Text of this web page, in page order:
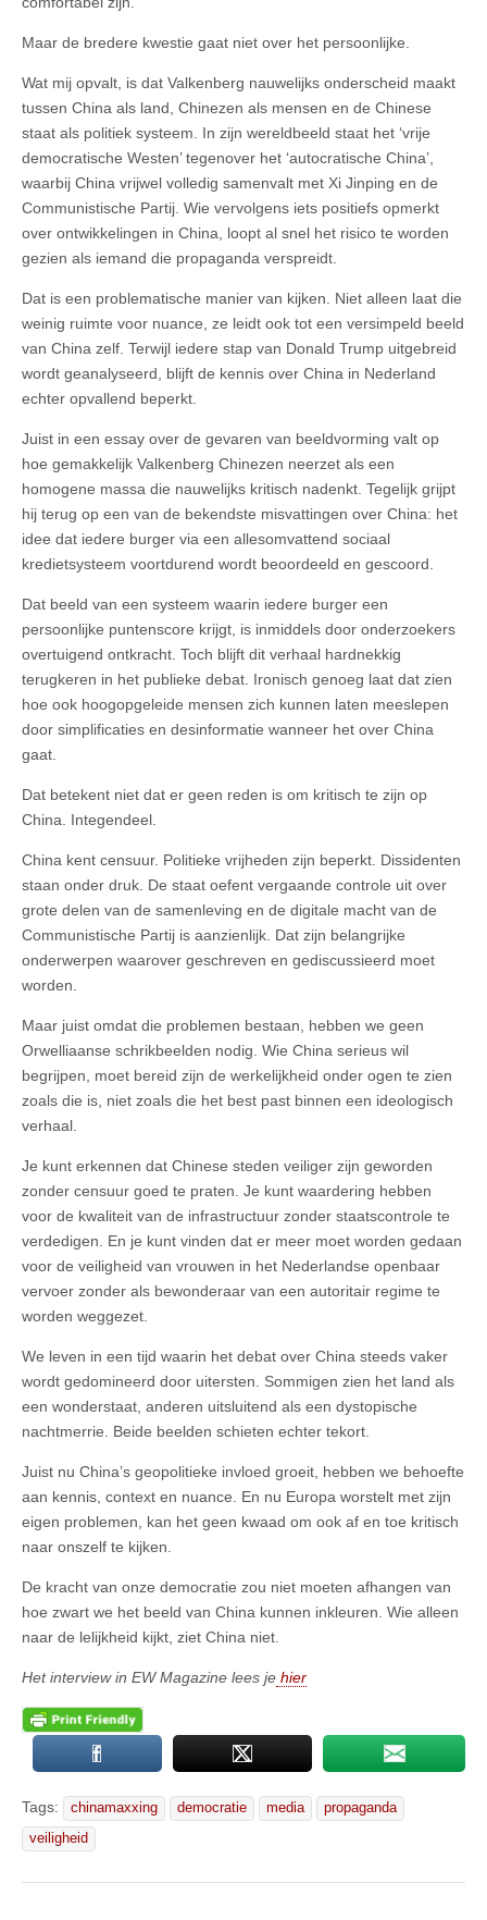
Maar de bredere kwestie gaat niet over het persoonlijke.
Wat mij opvalt, is dat Valkenberg nauwelijks onderscheid maakt
tussen China als land, Chinezen als mensen en de Chinese
staat als politiek systeem. In zijn wereldbeeld staat het ‘vrije
democratische Westen’ tegenover het ‘autocratische China’,
waarbij China vrijwel volledig samenvalt met Xi Jinping en de
Communistische Partij. Wie vervolgens iets positiefs opmerkt
over ontwikkelingen in China, loopt al snel het risico te worden
gezien als iemand die propaganda verspreidt.
Dat is een problematische manier van kijken. Niet alleen laat die
weinig ruimte voor nuance, ze leidt ook tot een versimpeld beeld
van China zelf. Terwijl iedere stap van Donald Trump uitgebreid
wordt geanalyseerd, blijft de kennis over China in Nederland
echter opvallend beperkt.
Juist in een essay over de gevaren van beeldvorming valt op
hoe gemakkelijk Valkenberg Chinezen neerzet als een
homogene massa die nauwelijks kritisch nadenkt. Tegelijk grijpt
hij terug op een van de bekendste misvattingen over China: het
idee dat iedere burger via een allesomvattend sociaal
kredietsysteem voortdurend wordt beoordeeld en gescoord.
Dat beeld van een systeem waarin iedere burger een
persoonlijke puntenscore krijgt, is inmiddels door onderzoekers
overtuigend ontkracht. Toch blijft dit verhaal hardnekkig
terugkeren in het publieke debat. Ironisch genoeg laat dat zien
hoe ook hoogopgeleide mensen zich kunnen laten meeslepen
door simplificaties en desinformatie wanneer het over China
gaat.
Dat betekent niet dat er geen reden is om kritisch te zijn op
China. Integendeel.
China kent censuur. Politieke vrijheden zijn beperkt. Dissidenten
staan onder druk. De staat oefent vergaande controle uit over
grote delen van de samenleving en de digitale macht van de
Communistische Partij is aanzienlijk. Dat zijn belangrijke
onderwerpen waarover geschreven en gediscussieerd moet
worden.
Maar juist omdat die problemen bestaan, hebben we geen
Orwelliaanse schrikbeelden nodig. Wie China serieus wil
begrijpen, moet bereid zijn de werkelijkheid onder ogen te zien
zoals die is, niet zoals die het best past binnen een ideologisch
verhaal.
Je kunt erkennen dat Chinese steden veiliger zijn geworden
zonder censuur goed te praten. Je kunt waardering hebben
voor de kwaliteit van de infrastructuur zonder staatscontrole te
verdedigen. En je kunt vinden dat er meer moet worden gedaan
voor de veiligheid van vrouwen in het Nederlandse openbaar
vervoer zonder als bewonderaar van een autoritair regime te
worden weggezet.
We leven in een tijd waarin het debat over China steeds vaker
wordt gedomineerd door uitersten. Sommigen zien het land als
een wonderstaat, anderen uitsluitend als een dystopische
nachtmerrie. Beide beelden schieten echter tekort.
Juist nu China’s geopolitieke invloed groeit, hebben we behoefte
aan kennis, context en nuance. En nu Europa worstelt met zijn
eigen problemen, kan het geen kwaad om ook af en toe kritisch
naar onszelf te kijken.
De kracht van onze democratie zou niet moeten afhangen van
hoe zwart we het beeld van China kunnen inkleuren. Wie alleen
naar de lelijkheid kijkt, ziet China niet.
Het interview in EW Magazine lees je hier
Tags: chinamaxxing democratie media
propaganda
veiligheid